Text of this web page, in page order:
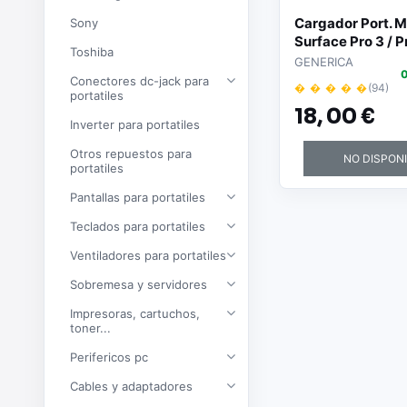
Sony
Toshiba
Conectores dc-jack para
portatiles
Inverter para portatiles
Otros repuestos para
portatiles
Pantallas para portatiles
Teclados para portatiles
Ventiladores para portatiles
Sobremesa y servidores
Impresoras, cartuchos,
toner...
Perifericos pc
Cables y adaptadores
Cargador Port.
Surface Pro 3 /
/ 15v 4a / 3 Pin /
GENERICA
� � � � �(94)
18,00 €
NO